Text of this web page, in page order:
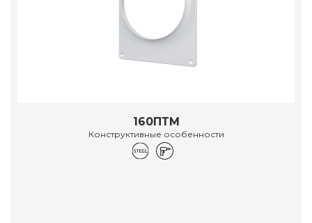
160ПТМ
Конструктивные особенности